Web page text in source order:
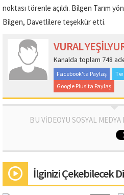
noktası törenle açıldı. Bilgen Tarım
Bilgen, Davetlilere teşekkür etti.
VURAL
Kanalda toplam 748
Facebook'ta Paylaş
Google Plus'ta Paylaş
BU VİDEOYU SOSYAL
İlginizi Çekebilecek